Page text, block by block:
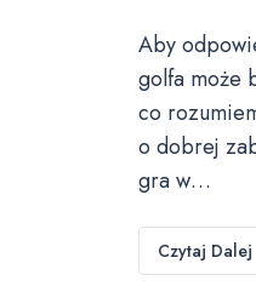
Aby
golfa może
co
o dobrej
gra w…
Czytaj Dalej